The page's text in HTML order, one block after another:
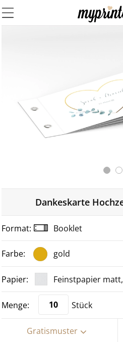
Dankeskarte
Booklet
gold
Feinstpapier
Stück
Gratismuster